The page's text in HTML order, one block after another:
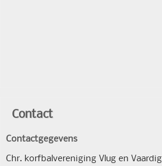
Contact
Contactgegevens
Chr. korfbalvereniging Vlug en Vaardig